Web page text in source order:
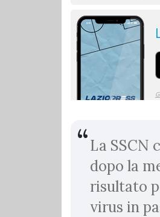
La SSCN
dopo la
risultato
virus in